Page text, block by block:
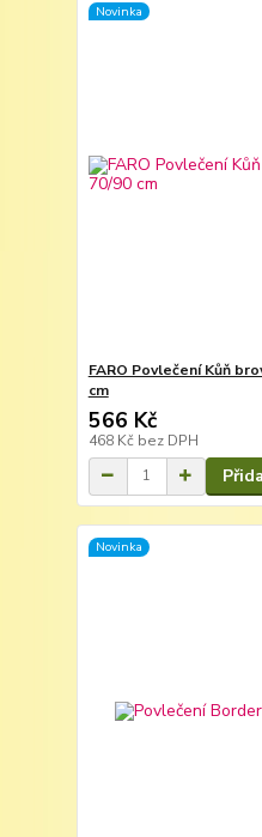
Novinka
FARO Povlečení Kůň
cm
566 Kč
468 Kč bez DPH
Novinka